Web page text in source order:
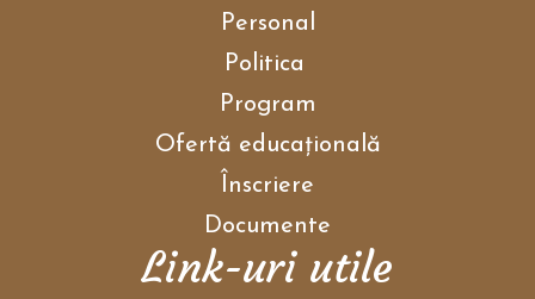
Personal
Politica
Program
Ofertă educațională
Înscriere
Documente
Link-uri utile